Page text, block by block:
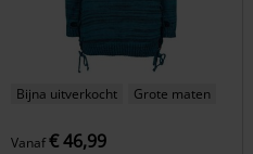
Bijna uitverkocht Grote maten
Vanaf€ 46,99